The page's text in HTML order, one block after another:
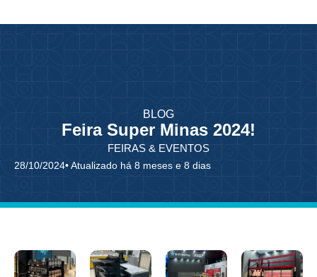
BLOG
Feira Super Minas 2024!
FEIRAS & EVENTOS
28/10/2024• Atualizado há 8 meses e 8 dias